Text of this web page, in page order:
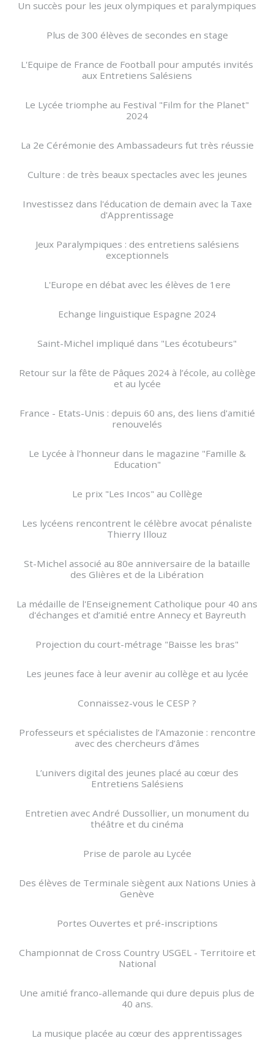
Un succès pour les jeux olympiques et paralympiques
Plus de 300 élèves de secondes en stage
L'Equipe de France de Football pour amputés invités
aux Entretiens Salésiens
Le Lycée triomphe au Festival "Film for the Planet"
2024
La 2e Cérémonie des Ambassadeurs fut très réussie
Culture : de très beaux spectacles avec les jeunes
Investissez dans l'éducation de demain avec la Taxe
d'Apprentissage
Jeux Paralympiques : des entretiens salésiens
exceptionnels
L'Europe en débat avec les élèves de 1ere
Echange linguistique Espagne 2024
Saint-Michel impliqué dans "Les écotubeurs"
Retour sur la fête de Pâques 2024 à l’école, au collège
et au lycée
France - Etats-Unis : depuis 60 ans, des liens d'amitié
renouvelés
Le Lycée à l'honneur dans le magazine "Famille &
Education"
Le prix "Les Incos" au Collège
Les lycéens rencontrent le célèbre avocat pénaliste
Thierry Illouz
St-Michel associé au 80e anniversaire de la bataille
des Glières et de la Libération
La médaille de l'Enseignement Catholique pour 40 ans
d'échanges et d’amitié entre Annecy et Bayreuth
Projection du court-métrage "Baisse les bras"
Les jeunes face à leur avenir au collège et au lycée
Connaissez-vous le CESP ?
Professeurs et spécialistes de l’Amazonie : rencontre
avec des chercheurs d’âmes
L’univers digital des jeunes placé au cœur des
Entretiens Salésiens
Entretien avec André Dussollier, un monument du
théâtre et du cinéma
Prise de parole au Lycée
Des élèves de Terminale siègent aux Nations Unies à
Genève
Portes Ouvertes et pré-inscriptions
Championnat de Cross Country USGEL - Territoire et
National
Une amitié franco-allemande qui dure depuis plus de
40 ans.
La musique placée au cœur des apprentissages